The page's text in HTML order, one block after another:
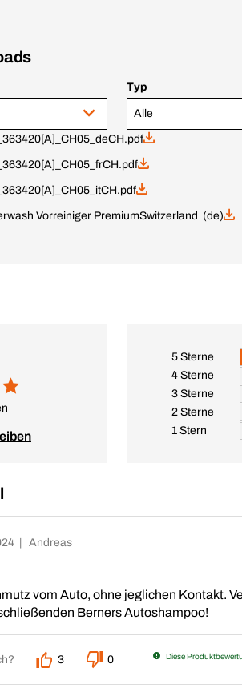
Typ
Alle
Vorreiniger PremiumSwitzerland (de)
5 Sterne
4 Sterne
3 Sterne
2 Sterne
1 Stern
| Andreas
vom Auto, ohne jeglichen Kontakt.
Berners Autoshampoo!
3 0 Diese